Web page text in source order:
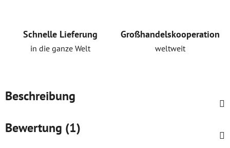
Schnelle Lieferung
in die ganze Welt
Großhandelskooperation
weltweit
Beschreibung
Bewertung (1)